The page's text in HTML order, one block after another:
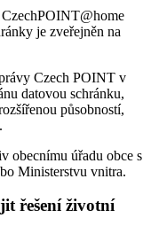
je zveřejněn na
Czech POINT v
datovou schránku,
působností,
obecnímu úřadu obce s
Ministerstvu vnitra.
řešení životní